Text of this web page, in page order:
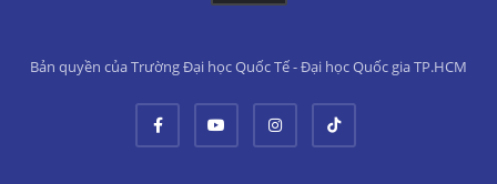
Bản quyền của Trường Đại học Quốc Tế - Đại học Quốc gia TP.HCM